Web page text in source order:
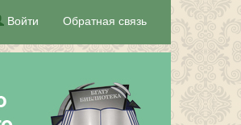
Обратная связь
Войти